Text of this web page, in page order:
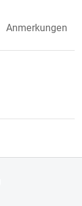
Anmerkungen